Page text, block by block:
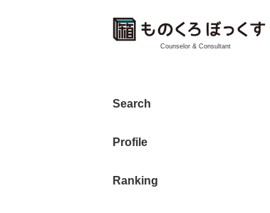
Counselor & Consultant
Search
Profile
Ranking